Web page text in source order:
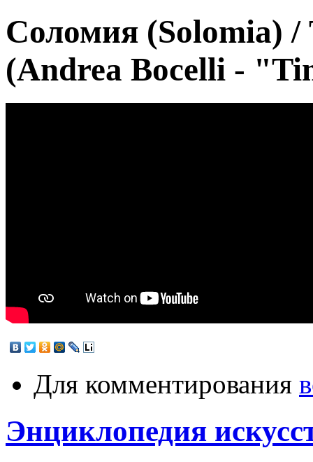
Соломия (Solomia) /
(Andrea Bocelli -
Для комментирования
Энциклопедия